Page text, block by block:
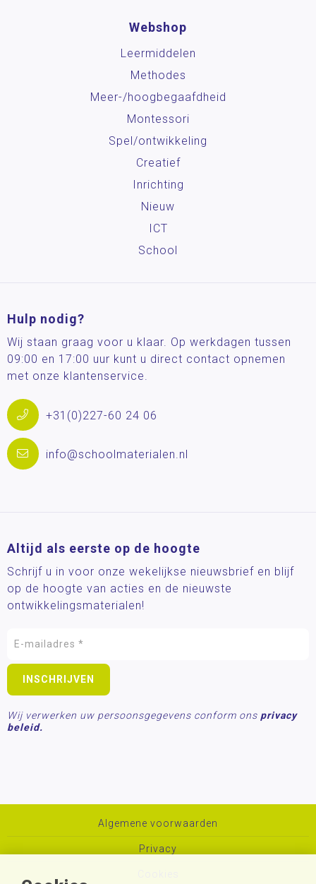
Webshop
Leermiddelen
Methodes
Meer-/hoog­begaafdheid
Montessori
Spel/ontwikkeling
Creatief
Inrichting
Nieuw
ICT
School
Hulp nodig?
Wij staan graag voor u klaar. Op werkdagen tussen
09:00 en 17:00 uur kunt u direct contact opnemen
met onze klantenservice.
+31(0)227-60 24 06
info@schoolmaterialen.nl
Altijd als eerste op de hoogte
Schrijf u in voor onze wekelijkse nieuwsbrief en blijf
op de hoogte van acties en de nieuwste
ontwikkelingsmaterialen!
Wij verwerken uw persoonsgegevens conform ons privacy
beleid.
Algemene voorwaarden
Privacy